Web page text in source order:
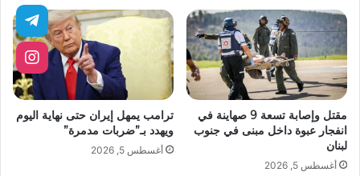
مقتل وإصابة تسعة 9 صهاينة في
انفجار عبوة داخل مبنى في جنوب
لبنان
أغسطس 5, 2026
ترامب يمهل إيران حتى نهاية اليوم
ويهدد بـ”ضربات مدمرة”
أغسطس 5, 2026